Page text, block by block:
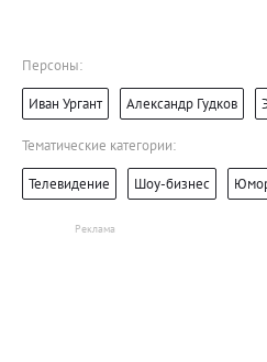
Персоны:
Иван Ургант Александр Гудков
Тематические категории:
Телевидение Шоу-бизнес